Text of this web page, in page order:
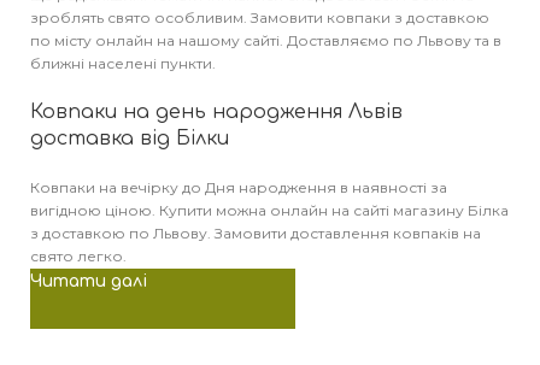
зроблять свято особливим. Замовити ковпаки з доставкою
по місту онлайн на нашому сайті. Доставляємо по Львову та в
ближні населені пункти.
Ковпаки на день народження Львів
доставка від Білки
Ковпаки на вечірку до Дня народження в наявності за
вигідною ціною. Купити можна онлайн на сайті магазину Білка
з доставкою по Львову. Замовити доставлення ковпаків на
свято легко.
Читати далі